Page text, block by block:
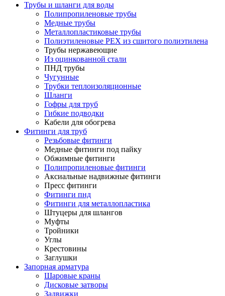
Трубы и шланги для воды
Полипропиленовые трубы
Медные трубы
Металлопластиковые трубы
Полиэтиленовые PEX из сшитого полиэтилена
Трубы нержавеющие
Из оцинкованной стали
ПНД трубы
Чугунные
Трубки теплоизоляционные
Шланги
Гофры для труб
Гибкие подводки
Кабели для обогрева
Фитинги для труб
Резьбовые фитинги
Медные фитинги под пайку
Обжимные фитинги
Полипропиленовые фитинги
Аксиальные надвижные фитинги
Пресс фитинги
Фитинги пнд
Фитинги для металлопластика
Штуцеры для шлангов
Муфты
Тройники
Углы
Крестовины
Заглушки
Запорная арматура
Шаровые краны
Дисковые затворы
Задвижки